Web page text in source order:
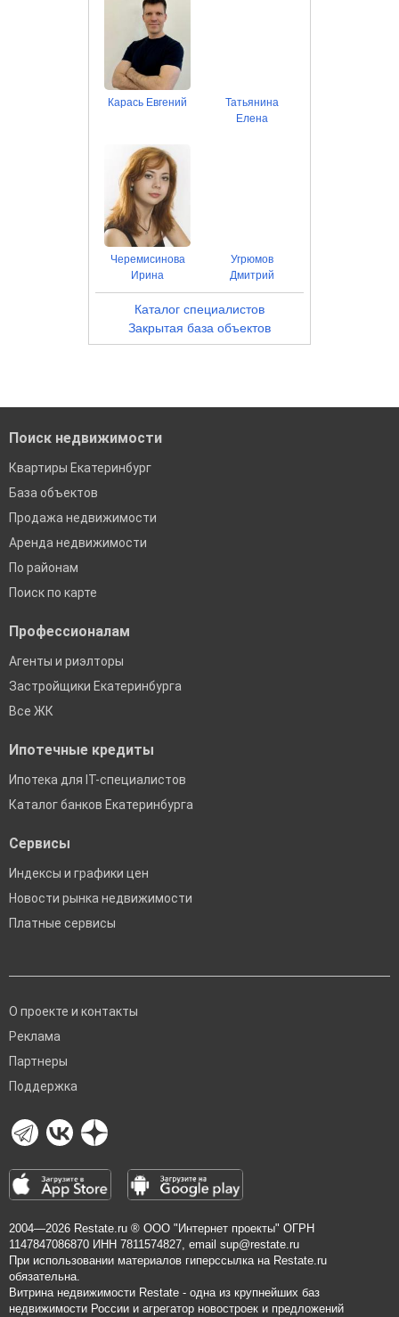
Карась Евгений
Татьянина
Елена
Черемисинова
Ирина
Угрюмов
Дмитрий
Каталог специалистов
Закрытая база объектов
Поиск недвижимости
Квартиры Екатеринбург
База объектов
Продажа недвижимости
Аренда недвижимости
По районам
Поиск по карте
Профессионалам
Агенты и риэлторы
Застройщики Екатеринбурга
Все ЖК
Ипотечные кредиты
Ипотека для IT-специалистов
Каталог банков Екатеринбурга
Сервисы
Индексы и графики цен
Новости рынка недвижимости
Платные сервисы
О проекте и контакты
Реклама
Партнеры
Поддержка
2004—2026 Restate.ru ® ООО "Интернет проекты" ОГРН
1147847086870 ИНН 7811574827, email sup@restate.ru
При использовании материалов гиперссылка на Restate.ru
обязательна.
Витрина недвижимости Restate - одна из крупнейших баз
недвижимости России и агрегатор новостроек и предложений